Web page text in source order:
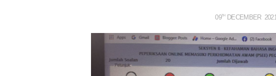
09TH DECEMBER 2021